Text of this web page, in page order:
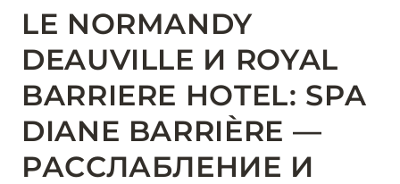
LE NORMANDY
DEAUVILLE И ROYAL
BARRIERE HOTEL: SPA
DIANE BARRIÈRE —
РАССЛАБЛЕНИЕ И
Подробнее
01 июня 2026
JUMEIRAH OLHAHALI ISLAND MALDIVES: ВАШ
ОАЗИС ТЕПЛА И ИЗЫСКАННОСТИ